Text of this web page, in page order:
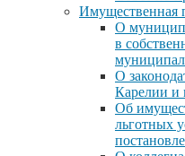
Имущественная
О
в
О
Карелии и
Об
льготных